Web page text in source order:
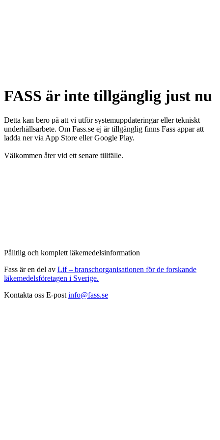
FASS är inte tillgänglig just nu
Detta kan bero på att vi utför systemuppdateringar eller tekniskt
underhållsarbete. Om Fass.se ej är tillgänglig finns Fass appar att
ladda ner via App Store eller Google Play.
Välkommen åter vid ett senare tillfälle.
Pålitlig och komplett läkemedelsinformation
Fass är en del av Lif – branschorganisationen för de forskande
läkemedelsföretagen i Sverige.
Kontakta oss E-post info@fass.se